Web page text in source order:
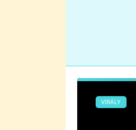
VIRÁLY